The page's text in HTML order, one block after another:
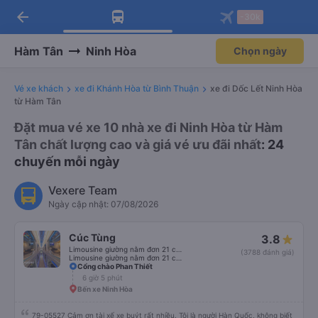
Tải app Vexere ngay!
Nhận ưu đãi thành viên độc
Mở app
Tải app Vexere
-30k/ghế khi đặt vé máy bay qua
Mở app
arrow_back
Hàm Tân Ninh Hòa Chọn ngày
Vé xe khách xe đi Khánh Hòa từ Bình Thuận
xe đi Dốc Lết Ninh Hòa
từ Hàm Tân
Đặt mua vé xe 10 nhà xe đi Ninh Hòa từ Hàm
Tân chất lượng cao và giá vé ưu đãi nhất: 24
chuyến mỗi ngày
Vexere Team
Ngày cập nhật: 07/08/2026
Cúc Tùng 3.8
(3788 đánh giá)
Cổng chào Phan Thiết
6 giờ 5 phút
Bến xe Ninh Hòa
79-05527 Cảm ơn tài xế xe buýt rất nhiều. Tôi là người Hàn Quốc, không biết